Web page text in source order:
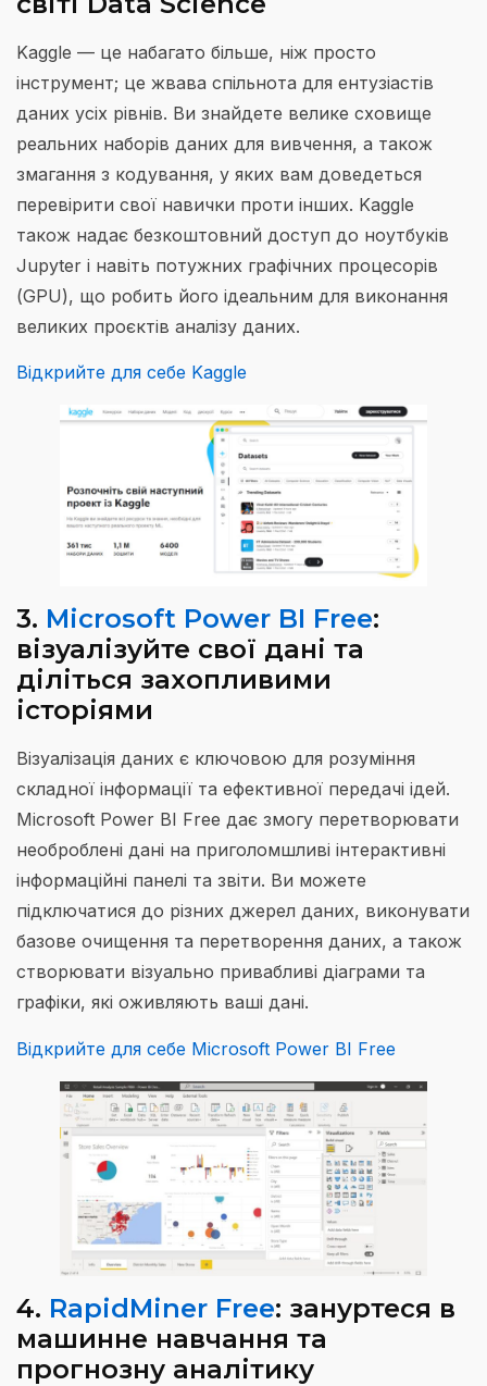
Kaggle — це набагато більше, ніж просто
інструмент; це жвава спільнота для ентузіастів
даних усіх рівнів. Ви знайдете велике сховище
реальних наборів даних для вивчення, а також
змагання з кодування, у яких вам доведеться
перевірити свої навички проти інших. Kaggle
також надає безкоштовний доступ до ноутбуків
Jupyter і навіть потужних графічних процесорів
(GPU), що робить його ідеальним для виконання
великих проєктів аналізу даних.
Відкрийте для себе Kaggle
3. Microsoft Power BI Free:
візуалізуйте свої дані та
діліться захопливими
історіями
Візуалізація даних є ключовою для розуміння
складної інформації та ефективної передачі ідей.
Microsoft Power BI Free дає змогу перетворювати
необроблені дані на приголомшливі інтерактивні
інформаційні панелі та звіти. Ви можете
підключатися до різних джерел даних, виконувати
базове очищення та перетворення даних, а також
створювати візуально привабливі діаграми та
графіки, які оживляють ваші дані.
Відкрийте для себе Microsoft Power BI Free
4. RapidMiner Free: зануртеся в
машинне навчання та
прогнозну аналітику